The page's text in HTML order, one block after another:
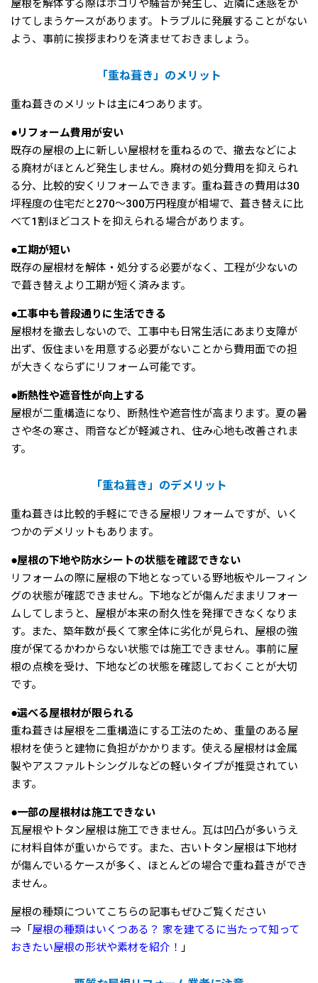
屋根を解体する際はホコリや騒音が発生し、近隣に迷惑をか
けてしまうケースがあります。トラブルに発展することがない
よう、事前に挨拶まわりを済ませておきましょう。
「重ね葺き」のメリット
重ね葺きのメリットは主に4つあります。
●リフォーム費用が安い
既存の屋根の上に新しい屋根材を重ねるので、撤去などによ
る廃材がほとんど発生しません。廃材の処分費用を抑えられ
る分、比較的安くリフォームできます。重ね葺きの費用は30
坪程度の住宅だと270〜300万円程度が相場で、葺き替えに比
べて1割ほどコストを抑えられる場合があります。
●工期が短い
既存の屋根材を解体・処分する必要がなく、工程が少ないの
で葺き替えより工期が短く済みます。
●工事中も普段通りに生活できる
屋根材を撤去しないので、工事中も日常生活にあまり支障が
出ず、仮住まいを用意する必要がないことから費用面での担
が大きくならずにリフォーム可能です。
●断熱性や遮音性が向上する
屋根が二重構造になり、断熱性や遮音性が高まります。夏の暑
さや冬の寒さ、雨音などが軽減され、住み心地も改善されま
す。
「重ね葺き」のデメリット
重ね葺きは比較的手軽にできる屋根リフォームですが、いく
つかのデメリットもあります。
●屋根の下地や防水シートの状態を確認できない
リフォームの際に屋根の下地となっている野地板やルーフィン
グの状態が確認できません。下地などが傷んだままリフォー
ムしてしまうと、屋根が本来の耐久性を発揮できなくなりま
す。また、築年数が長くて家全体に劣化が見られ、屋根の強
度が保てるかわからない状態では施工できません。事前に屋
根の点検を受け、下地などの状態を確認しておくことが大切
です。
●選べる屋根材が限られる
重ね葺きは屋根を二重構造にする工法のため、重量のある屋
根材を使うと建物に負担がかかります。使える屋根材は金属
製やアスファルトシングルなどの軽いタイプが推奨されてい
ます。
●一部の屋根材は施工できない
瓦屋根やトタン屋根は施工できません。瓦は凹凸が多いうえ
に材料自体が重いからです。また、古いトタン屋根は下地材
が傷んでいるケースが多く、ほとんどの場合で重ね葺きができ
ません。
屋根の種類についてこちらの記事もぜひご覧ください
⇒「 屋根の種類はいくつある？ 家を建てるに当たって知って
おきたい屋根の形状や素材を紹介！ 」